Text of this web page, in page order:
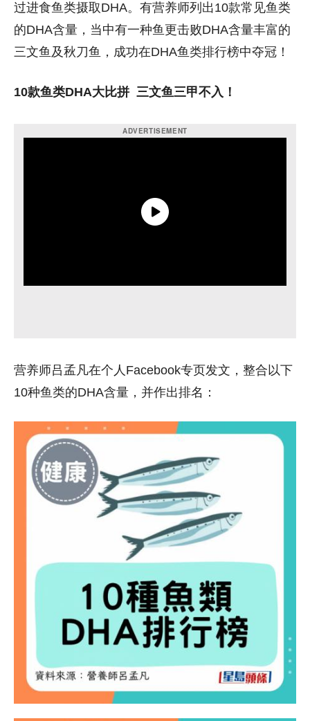
过进食鱼类摄取DHA。有营养师列出10款常见鱼类
的DHA含量，当中有一种鱼更击败DHA含量丰富的
三文鱼及秋刀鱼，成功在DHA鱼类排行榜中夺冠！
10款鱼类DHA大比拼 三文鱼三甲不入！
营养师吕孟凡在个人Facebook专页发文，整合以下
10种鱼类的DHA含量，并作出排名：